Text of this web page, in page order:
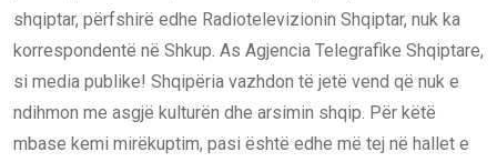
shqiptar, përfshirë edhe Radiotelevizionin Shqiptar, nuk ka
korrespondentë në Shkup. As Agjencia Telegrafike Shqiptare,
si media publike! Shqipëria vazhdon të jetë vend që nuk e
ndihmon me asgjë kulturën dhe arsimin shqip. Për këtë
mbase kemi mirëkuptim, pasi është edhe më tej në hallet e